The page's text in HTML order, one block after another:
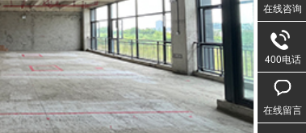
在线咨询
400电话
020-
在线留言